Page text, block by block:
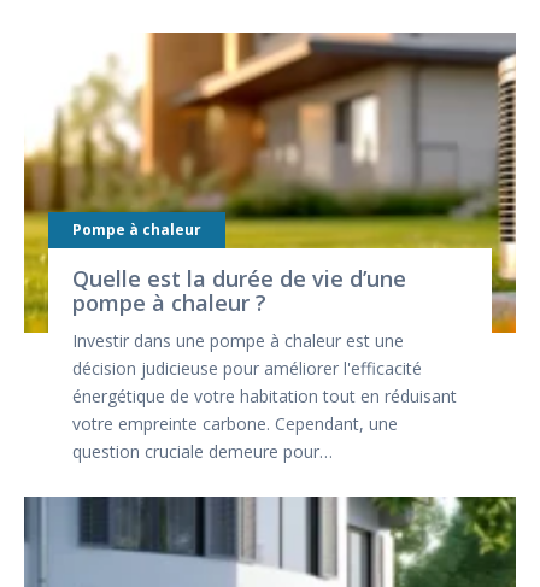
Pompe à chaleur
Quelle est la durée de vie d’une
pompe à chaleur ?
Investir dans une pompe à chaleur est une
décision judicieuse pour améliorer l'efficacité
énergétique de votre habitation tout en réduisant
votre empreinte carbone. Cependant, une
question cruciale demeure pour…